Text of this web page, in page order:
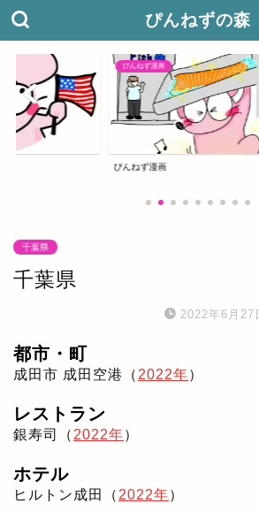
ぴんねずの森
ぴんねず漫画
ぴんねず漫画
千葉県
千葉県
2022年6月27
都市・町
成田市 成田空港（ 2022年）
レストラン
銀寿司（ 2022年）
ホテル
ヒルトン成田（ 2022年）